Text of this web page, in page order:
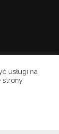
usługi na
strony